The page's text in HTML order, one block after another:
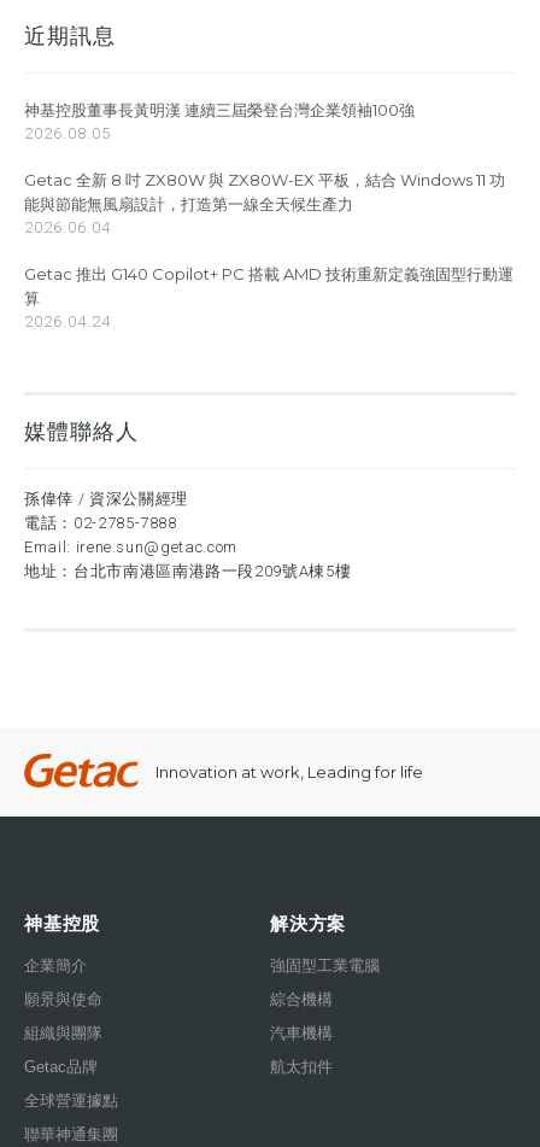
近期訊息
神基控股董事長黃明漢 連續三屆榮登台灣企業領袖100強
2026.08.05
Getac 全新 8 吋 ZX80W 與 ZX80W-EX 平板，結合 Windows 11 功
能與節能無風扇設計，打造第一線全天候生產力
2026.06.04
Getac 推出 G140 Copilot+ PC 搭載 AMD 技術重新定義強固型行動運
算
2026.04.24
媒體聯絡人
孫偉倖 / 資深公關經理
電話： 02-2785-7888
Email: irene.sun@getac.com
地址：台北市南港區南港路一段209號A棟5樓
Innovation at work, Leading for life
神基控股
企業簡介
願景與使命
組織與團隊
Getac品牌
全球營運據點
聯華神通集團
解決方案
強固型工業電腦
綜合機構
汽車機構
航太扣件